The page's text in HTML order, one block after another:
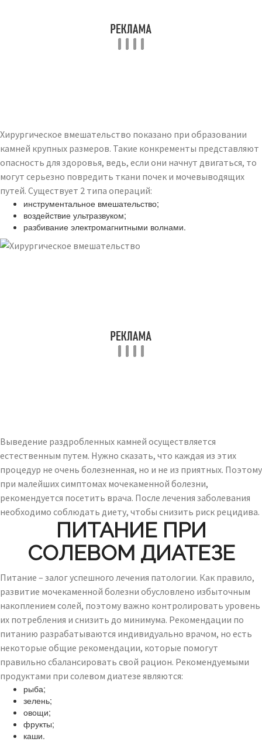
Хирургическое вмешательство показано при образовании
камней крупных размеров. Такие конкременты представляют
опасность для здоровья, ведь, если они начнут двигаться, то
могут серьезно повредить ткани почек и мочевыводящих
путей. Существует 2 типа операций:
инструментальное вмешательство;
воздействие ультразвуком;
разбивание электромагнитными волнами.
Выведение раздробленных камней осуществляется
естественным путем. Нужно сказать, что каждая из этих
процедур не очень болезненная, но и не из приятных. Поэтому
при малейших симптомах мочекаменной болезни,
рекомендуется посетить врача. После лечения заболевания
необходимо соблюдать диету, чтобы снизить риск рецидива.
ПИТАНИЕ ПРИ
СОЛЕВОМ ДИАТЕЗЕ
Питание – залог успешного лечения патологии. Как правило,
развитие мочекаменной болезни обусловлено избыточным
накоплением солей, поэтому важно контролировать уровень
их потребления и снизить до минимума. Рекомендации по
питанию разрабатываются индивидуально врачом, но есть
некоторые общие рекомендации, которые помогут
правильно сбалансировать свой рацион. Рекомендуемыми
продуктами при солевом диатезе являются:
рыба;
зелень;
овощи;
фрукты;
каши.